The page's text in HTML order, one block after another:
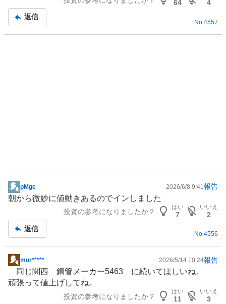
64
4
返信
No. 4557
掲
示
事
pMge 2026/6/8 9:41 報告
朝から微妙に値動きあるのでインしました
投資の参考になりましたか？
はい
7
いいえ
2
返信
No.4556
掲
板
mur***** 2026/5/14 10:24報告
同じ関西 鋼管メーカー5463 に続いてほしいね。
頑張って値上げしてね。
投資の参考になりましたか？
はい
11
いいえ
3